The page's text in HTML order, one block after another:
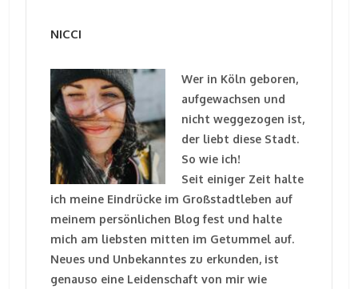
NICCI
Wer in Köln geboren,
aufgewachsen und
nicht weggezogen ist,
der liebt diese Stadt.
So wie ich!
Seit einiger Zeit halte
ich meine Eindrücke im Großstadtleben auf
meinem persönlichen Blog fest und halte
mich am liebsten mitten im Getummel auf.
Neues und Unbekanntes zu erkunden, ist
genauso eine Leidenschaft von mir wie